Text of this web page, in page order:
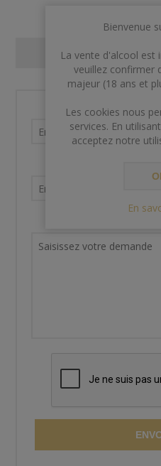
Nom et
Bienvenue
La vente d'alcool est
veuillez confirmer
majeur (18 ans et
Les cookies nous
services. En
acceptez notre
En